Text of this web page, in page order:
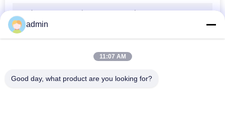
admin
11:07 AM
Good day, what product are you looking for?